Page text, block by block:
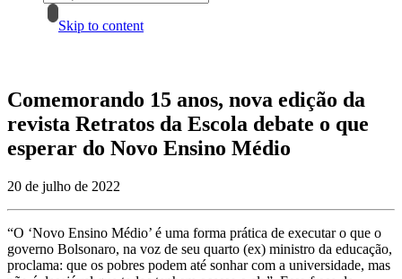
Skip to content
Comemorando 15 anos, nova edição da
revista Retratos da Escola debate o que
esperar do Novo Ensino Médio
20 de julho de 2022
“O ‘Novo Ensino Médio’ é uma forma prática de executar o que o
governo Bolsonaro, na voz de seu quarto (ex) ministro da educação,
proclama: que os pobres podem até sonhar com a universidade, mas